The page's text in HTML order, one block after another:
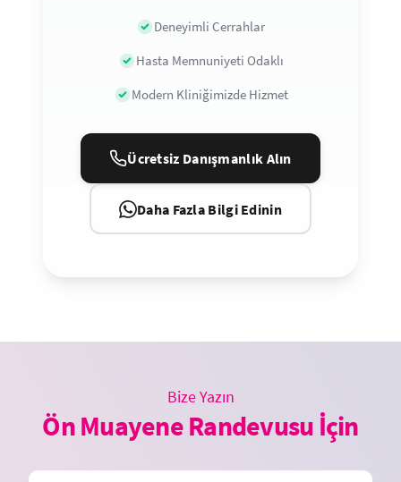
Deneyimli Cerrahlar
Hasta Memnuniyeti Odaklı
Modern Kliniğimizde Hizmet
Ücretsiz Danışmanlık Alın
Daha Fazla Bilgi Edinin
Bize Yazın
Ön Muayene Randevusu İçin